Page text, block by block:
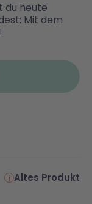
du heute
Mit dem
Altes Produkt